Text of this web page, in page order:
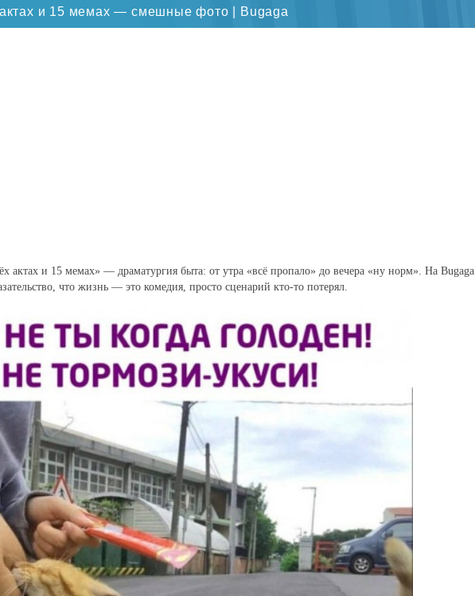
актах и 15 мемах — смешные фото | Bugaga
актах и 15 мемах» — драматургия быта: от утра «всё пропало» до вечера «ну норм». На Bugaga
что жизнь — это комедия, просто сценарий кто-то потерял.